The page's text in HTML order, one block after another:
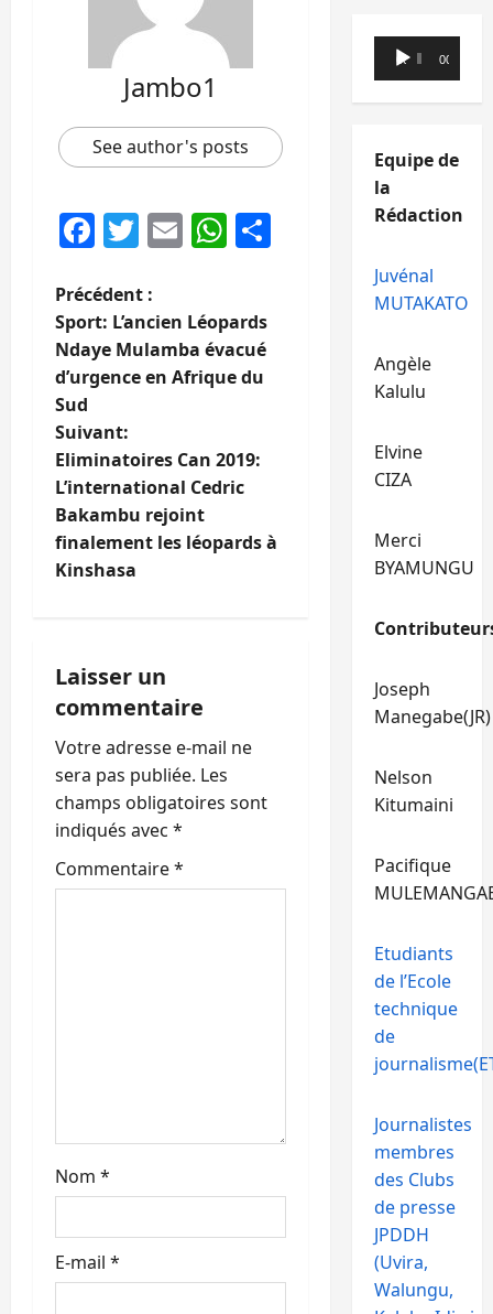
Jambo1
See author's posts
Facebook
Twitter
EmailWhatsApp
Partager
N
a
v
i
g
a
t
o
n
d
’
a
r
e
Précédent :
Sport: L’ancien Léopards
Ndaye Mulamba évacué
d’urgence en Afrique du
Sud
Suivant:
Eliminatoires Can 2019:
L’international Cedric
Bakambu rejoint
finalement les léopards à
Kinshasa
Laisser un
commentaire
Votre adresse e-mail ne
sera pas publiée. Les
champs obligatoires sont
indiqués avec *
Commentaire*
Nom *
E-mail *
Lecteur
audio
00:00 00:00
Equipe de
la
Rédaction
Juvénal
MUTAKATO
Angèle
Kalulu
Elvine
CIZA
Merci
BYAMUNGU
Joseph
Manegabe(JR)
Nelson
Kitumaini
Pacifique
Etudiants
de l’Ecole
technique
de
Journalistes
membres
des Clubs
de presse
JPDDH
(Uvira,
Walungu,